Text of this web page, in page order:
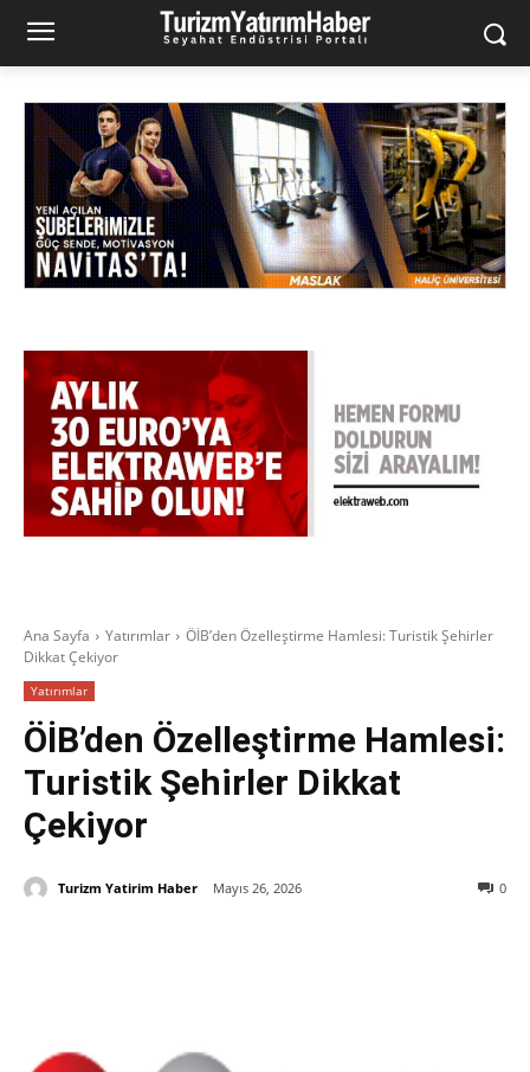
Ana Sayfa Yatırımlar
ÖİB’den Özelleştirme Hamlesi: Turistik Şehirler
Dikkat Çekiyor
Yatırımlar
ÖİB’den Özelleştirme Hamlesi:
Turistik Şehirler Dikkat
Çekiyor
0
Turizm Yatirim Haber Mayıs 26, 2026